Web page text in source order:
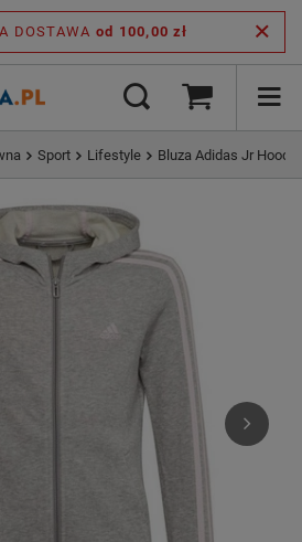
DOSTAWA od 100,00 zł
Sport Lifestyle Bluza Adidas Jr